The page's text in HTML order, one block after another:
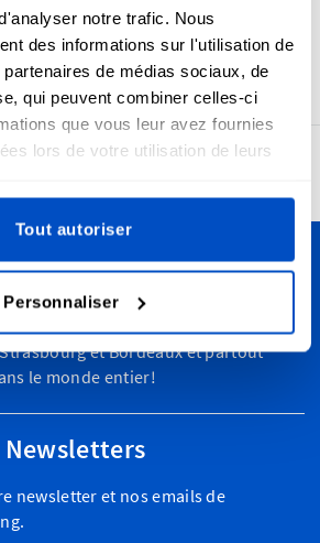
notre trafic. Nous
des informations sur l'utilisation de
de médias sociaux, de
qui peuvent combiner celles-ci
que vous leur avez fournies
lors de votre utilisation de leurs
Tout autoriser
Personnaliser
précision et soin pour créer des
durables et magnifiques.
vos créations
France, de Marseille à Paris, en
et Bordeaux et partout
le monde entier!
newsletter et nos emails de